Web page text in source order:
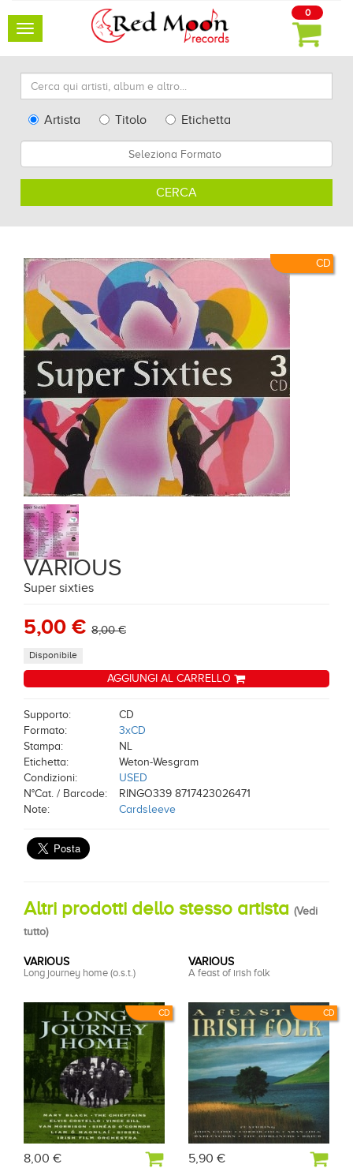
Toggle
0
Cerca
qui
artisti,
altro...
TypeArtista Titolo
Etichetta
CERCA
CD
VARIOUS
Super sixties
5,00 € 8,00 €
Disponibile
AGGIUNGI AL CARRELLO
Supporto:
CD
Formato:
3xCD
Stampa:
NL
Etichetta:
Weton-Wesgram
Condizioni:
USED
N°Cat. / Barcode:
RINGO339 8717423026471
Note:
Cardsleeve
Altri prodotti dello stesso artista (Vedi
tutto)
CD
VARIOUS
Long journey home (o.s.t.)
8,00 €
CD
VARIOUS
A feast of irish folk
5,90 €